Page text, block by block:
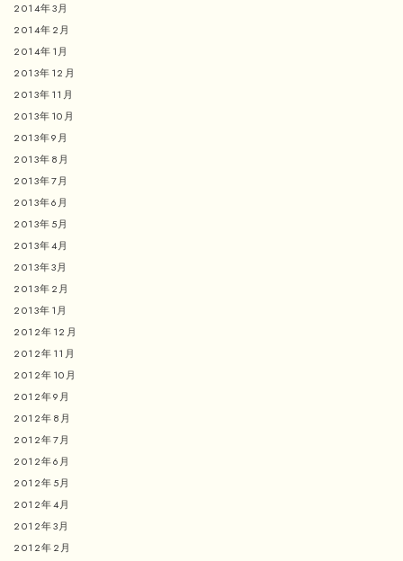
2014年3月
2014年2月
2014年1月
2013年12月
2013年11月
2013年10月
2013年9月
2013年8月
2013年7月
2013年6月
2013年5月
2013年4月
2013年3月
2013年2月
2013年1月
2012年12月
2012年11月
2012年10月
2012年9月
2012年8月
2012年7月
2012年6月
2012年5月
2012年4月
2012年3月
2012年2月